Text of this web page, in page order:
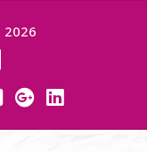
2026